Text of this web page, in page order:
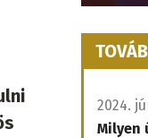
2024.
Milyen